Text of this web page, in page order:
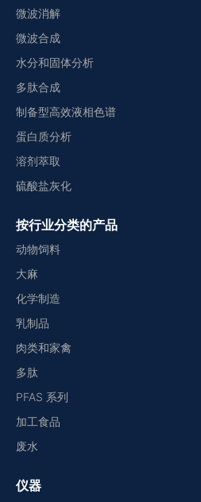
微波消解
微波合成
水分和固体分析
多肽合成
制备型高效液相色谱
蛋白质分析
溶剂萃取
硫酸盐灰化
按行业分类的产品
动物饲料
大麻
化学制造
乳制品
肉类和家禽
多肽
PFAS 系列
加工食品
废水
仪器